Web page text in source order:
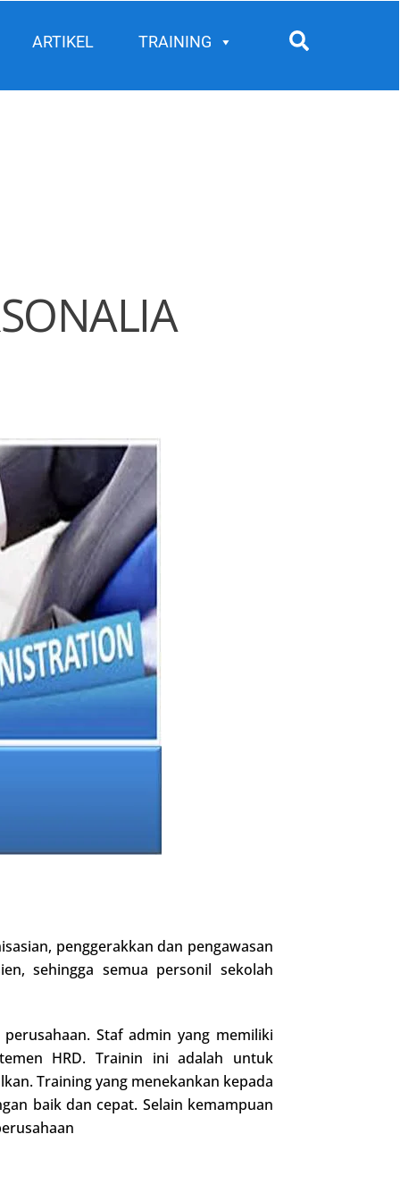
ARTIKEL TRAINING
penggerakkan dan pengawasan
sehingga semua personil sekolah
Staf admin yang memiliki
HRD. Trainin ini adalah untuk
Training yang menekankan kepada
baik dan cepat. Selain kemampuan